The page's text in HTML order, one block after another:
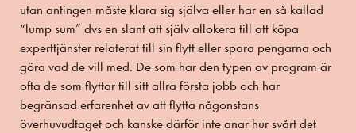
utan antingen måste klara sig själva eller har en så kallad
“lump sum” dvs en slant att själv allokera till att köpa
experttjänster relaterat till sin flytt eller spara pengarna och
göra vad de vill med. De som har den typen av program är
ofta de som flyttar till sitt allra första jobb och har
begränsad erfarenhet av att flytta någonstans
överhuvudtaget och kanske därför inte anar hur svårt det